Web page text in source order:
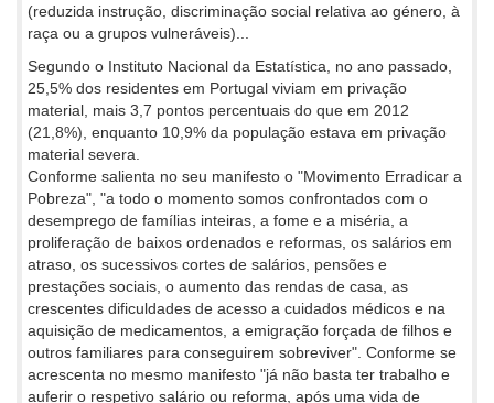
(reduzida instrução, discriminação social relativa ao género, à
raça ou a grupos vulneráveis)...
Segundo o Instituto Nacional da Estatística, no ano passado,
25,5% dos residentes em Portugal viviam em privação
material, mais 3,7 pontos percentuais do que em 2012
(21,8%), enquanto 10,9% da população estava em privação
material severa.
Conforme salienta no seu manifesto o "Movimento Erradicar a
Pobreza", "a todo o momento somos confrontados com o
desemprego de famílias inteiras, a fome e a miséria, a
proliferação de baixos ordenados e reformas, os salários em
atraso, os sucessivos cortes de salários, pensões e
prestações sociais, o aumento das rendas de casa, as
crescentes dificuldades de acesso a cuidados médicos e na
aquisição de medicamentos, a emigração forçada de filhos e
outros familiares para conseguirem sobreviver". Conforme se
acrescenta no mesmo manifesto "já não basta ter trabalho e
auferir o respetivo salário ou reforma, após uma vida de